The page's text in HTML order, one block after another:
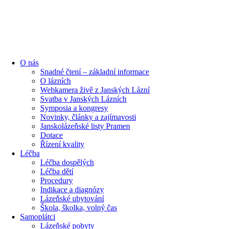
O nás
Snadné čtení – základní informace
O lázních
Webkamera živě z Janských Lázní
Svatba v Janských Lázních
Symposia a kongresy
Novinky, články a zajímavosti
Janskolázeňské listy Pramen
Dotace
Řízení kvality
Léčba
Léčba dospělých
Léčba dětí
Procedury
Indikace a diagnózy
Lázeňské ubytování
Škola, školka, volný čas
Samoplátci
Lázeňské pobyty